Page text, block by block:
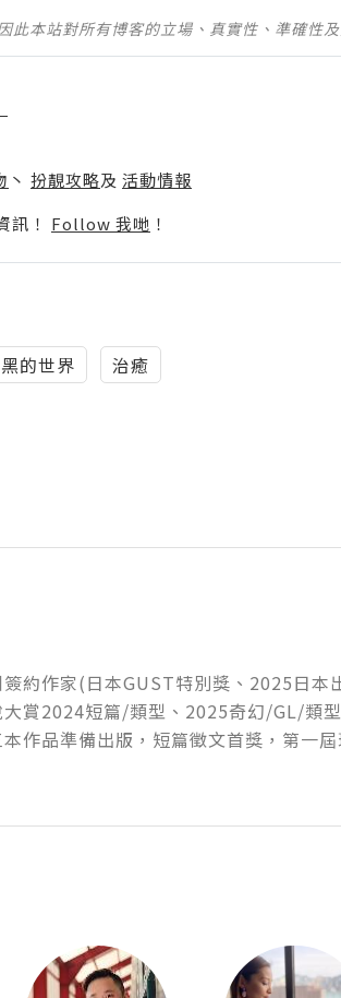
本站對所有博客的立場、真實性、準確性
丶 扮靚攻略及 活動情報
！ Follow 我哋 ！
的世界 治癒
約作家(日本GUST特別獎、2025日
賞2024短篇/類型、2025奇幻/GL/類
作品準備出版，短篇徵文首獎，第一